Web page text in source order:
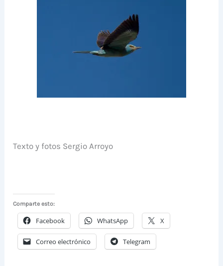
Texto y fotos Sergio Arroyo
Comparte esto:
Facebook WhatsApp X
Correo electrónico Telegram